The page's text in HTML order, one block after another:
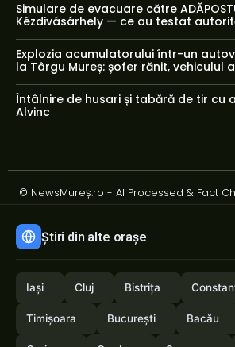
Simulare de evacuare către
Kézdivásárhely — ce au testat
Explozia acumulatorului într-un
la Târgu Mureș: șofer rănit, vehiculul
Întâlnire de husari și tabără de tir cu
Alvinc
© NewsMureș.ro - AI Processed & Fact
Știri din alte orașe
Iași Cluj Bistrița
Timișoara București Bacău